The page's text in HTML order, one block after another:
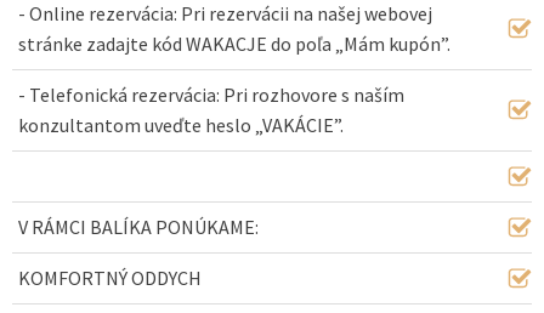
- Online rezervácia: Pri rezervácii na našej webovej
stránke zadajte kód WAKACJE do poľa „Mám kupón”.
- Telefonická rezervácia: Pri rozhovore s naším
konzultantom uveďte heslo „VAKÁCIE”.
V RÁMCI BALÍKA PONÚKAME:
KOMFORTNÝ ODDYCH